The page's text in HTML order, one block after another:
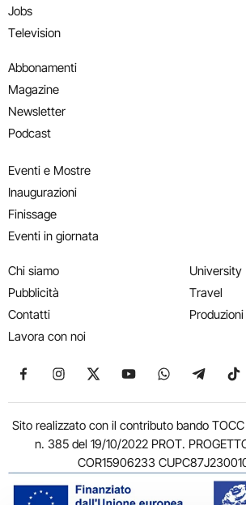
Jobs
Television
Abbonamenti
Magazine
Newsletter
Podcast
Eventi e Mostre
Inaugurazioni
Finissage
Eventi in giornata
Chi siamo
Pubblicità
Contatti
Lavora con noi
University
Travel
Produzioni
Seguici su Facebook
Seguici su Instagram
Seguici su X
Seguici su YouTube
Seguici su
Seguici
Sito realizzato con il contributo bando
n. 385 del 19/10/2022 PROT.
COR15906233